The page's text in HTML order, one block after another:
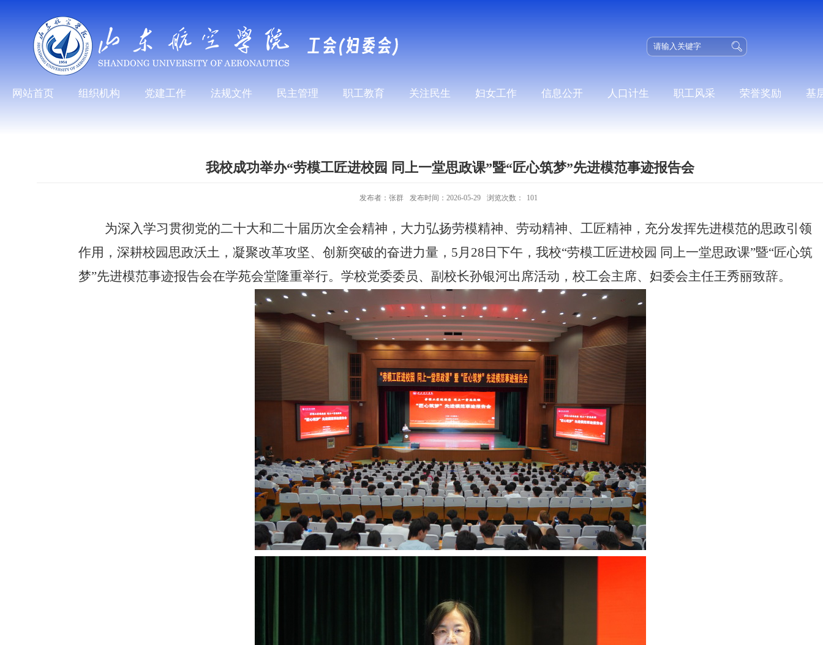
网站首页 组织机构 党建工作 法规文件 民主管理 职工教育 关注民生 妇女工作 信息公开 人口计生 职工风采 荣誉奖励 基
我校成功举办“劳模工匠进校园 同上一堂思政课”暨“匠心筑梦”先进模范事迹报告会
发布者：张群 发布时间：2026-05-29 浏览次数： 101
为深入学习贯彻党的二十大和二十届历次全会精神，大力弘扬劳模精神、劳动精神、工匠精神，充分发挥先进模范的思政引领
作用，深耕校园思政沃土，凝聚改革攻坚、创新突破的奋进力量， 5月28日下午，我校“劳模工匠进校园 同上一堂思政课”暨“匠心筑
梦”先进模范事迹报告会在学苑会堂隆重举行。学校党委委员、副校长孙银河出席活动，校工会主席、妇委会主任王秀丽致辞。